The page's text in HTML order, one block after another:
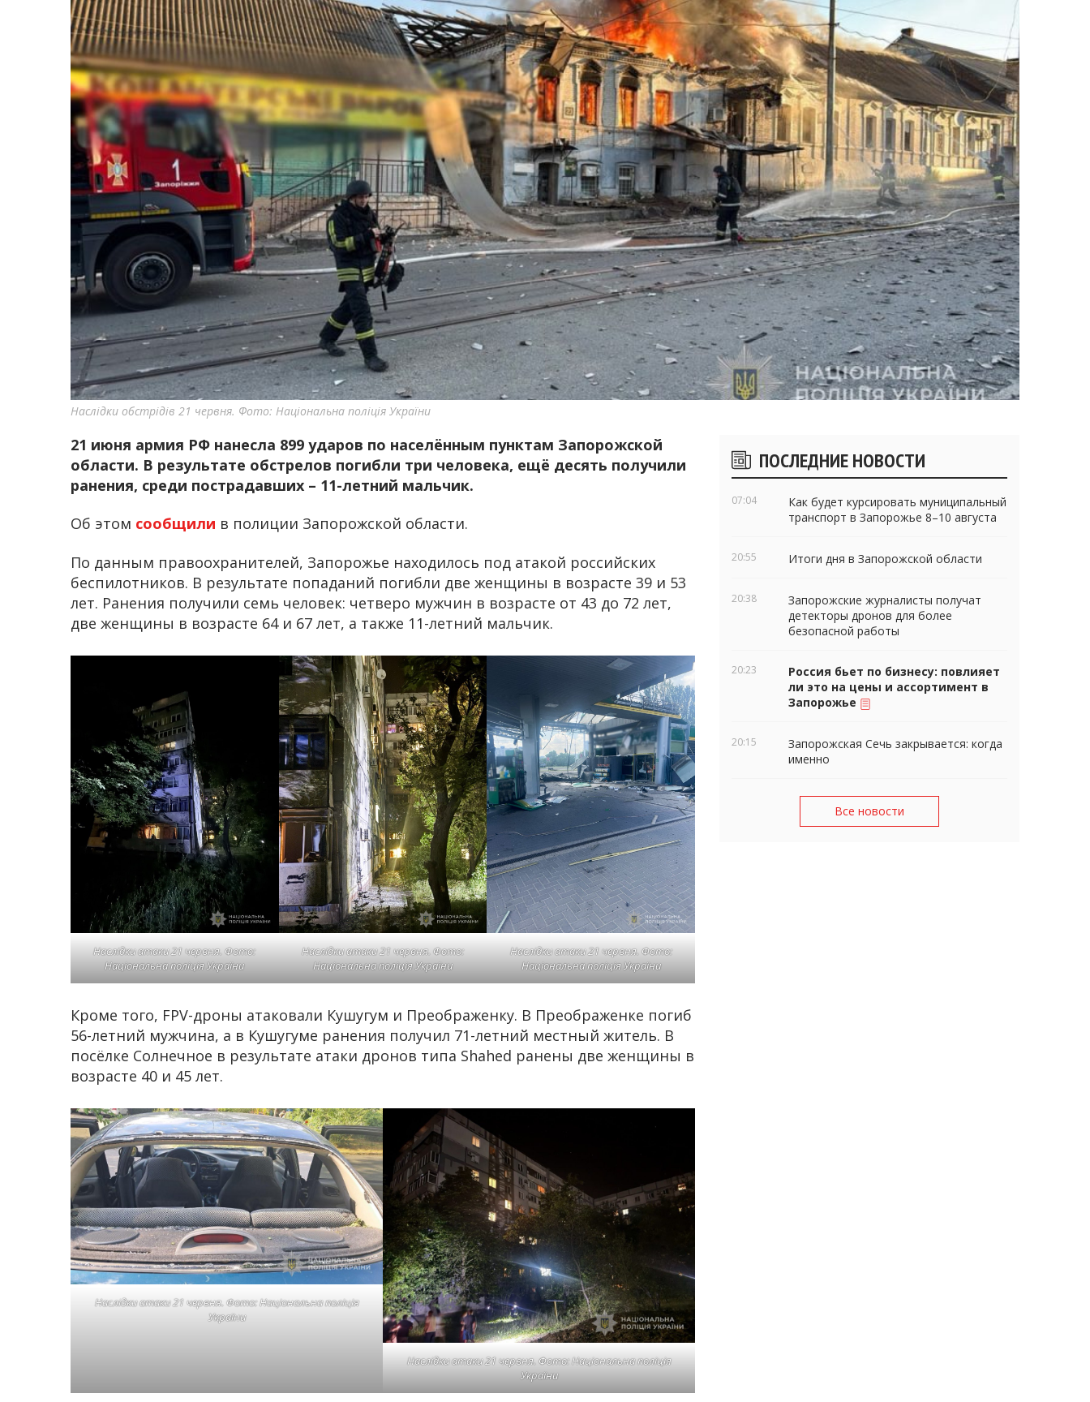
Наслідки обстрідів 21 червня. Фото: Національна поліція України
21 июня армия РФ нанесла 899 ударов по населённым пунктам Запорожской
области. В результате обстрелов погибли три человека, ещё десять получили
ранения, среди пострадавших – 11-летний мальчик.
Об этом сообщили в полиции Запорожской области.
По данным правоохранителей, Запорожье находилось под атакой российских
беспилотников. В результате попаданий погибли две женщины в возрасте 39 и 53
лет. Ранения получили семь человек: четверо мужчин в возрасте от 43 до 72 лет,
две женщины в возрасте 64 и 67 лет, а также 11-летний мальчик.
Наслідки атаки 21 червня. Фото:
Національна поліція України
Наслідки атаки 21 червня. Фото:
Національна поліція України
Наслідки атаки 21 червня. Фото:
Національна поліція України
Кроме того, FPV-дроны атаковали Кушугум и Преображенку. В Преображенке погиб
56-летний мужчина, а в Кушугуме ранения получил 71-летний местный житель. В
посёлке Солнечное в результате атаки дронов типа Shahed ранены две женщины в
возрасте 40 и 45 лет.
Наслідки атаки 21 червня. Фото: Національна поліція
України
Наслідки атаки 21 червня. Фото: Національна поліція
України
Боковые
виджеты
ПОСЛЕДНИЕ НОВОСТИ
07:04
Как будет курсировать муниципальный
транспорт в Запорожье 8–10 августа
20:55 Итоги дня в Запорожской области
20:38
Запорожские журналисты получат
детекторы дронов для более
безопасной работы
20:23
Россия бьет по бизнесу: повлияет
ли это на цены и ассортимент в
Запорожье
20:15
Запорожская Сечь закрывается: когда
именно
Все новости